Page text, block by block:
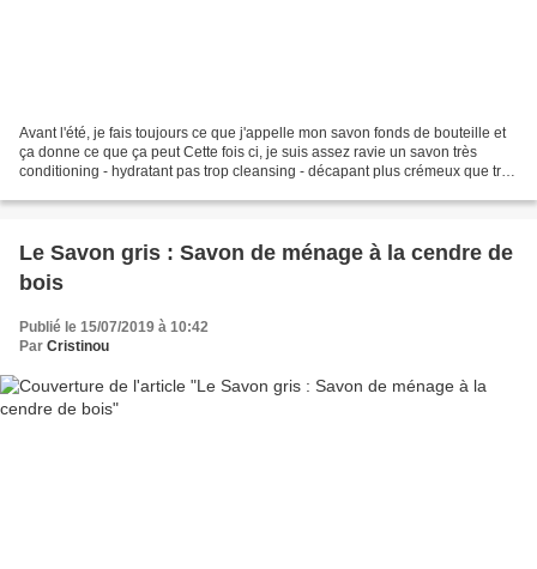
Avant l'été, je fais toujours ce que j'appelle mon savon fonds de bouteille et
ça donne ce que ça peut Cette fois ci, je suis assez ravie un savon très
conditioning - hydratant pas trop cleansing - décapant plus crémeux que très
Le Savon gris : Savon de ménage à la cendre de
bois
Publié le 15/07/2019 à 10:42
Par Cristinou